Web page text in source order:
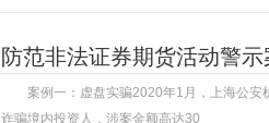
防范非法证券期货活动警示
案例一：虚盘实骗2020年1月，上海公
诈骗境内投资人，涉案金额高达30